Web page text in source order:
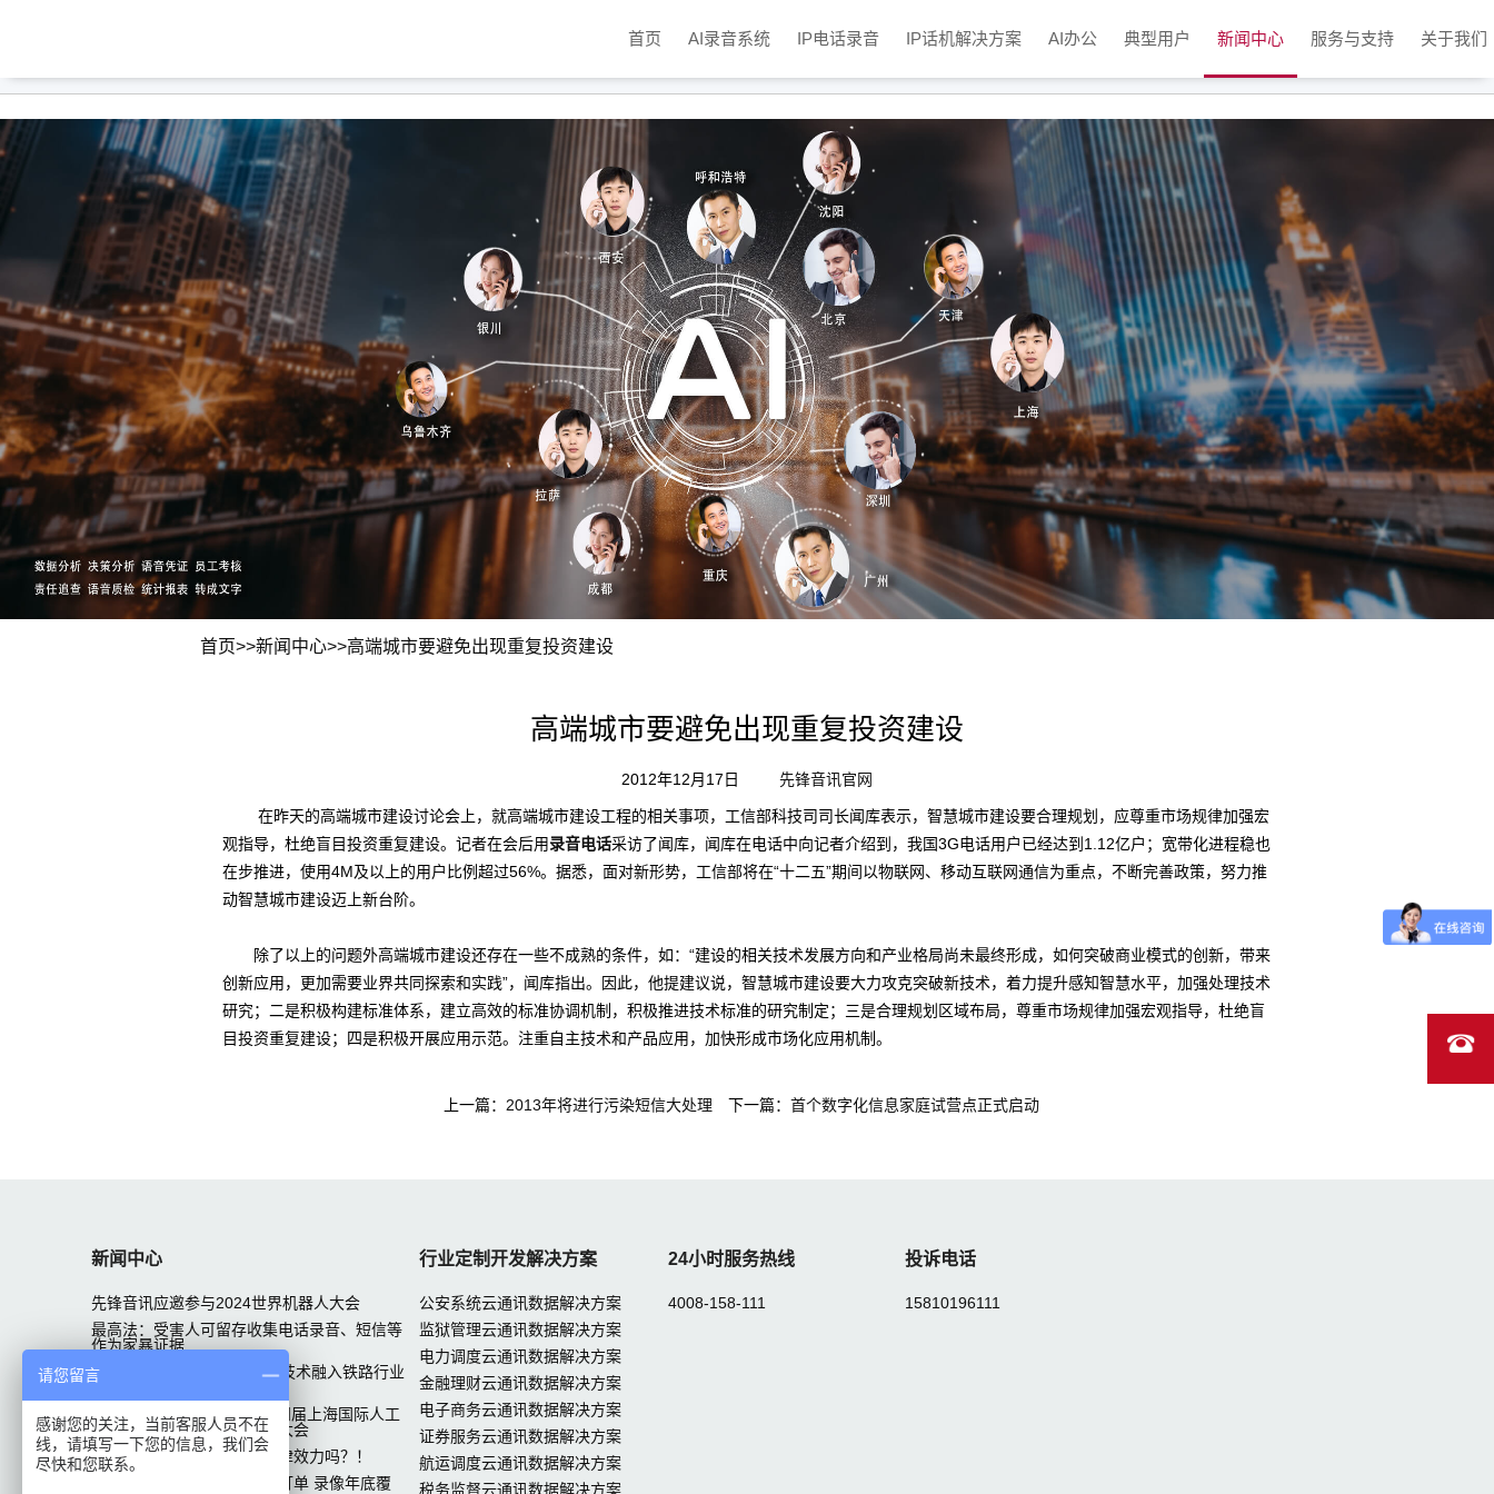
首页 AI录音系统 IP电话录音 IP话机解决方案 AI办公 典型用户 新闻中心 服务与支持 关于我们
首页>>新闻中心>>高端城市要避免出现重复投资建设
高端城市要避免出现重复投资建设
2012年12月17日 先锋音讯官网
在昨天的高端城市建设讨论会上，就高端城市建设工程的相关事项，工信部科技司司长闻库表示，智慧城市建设要合理规划，应尊重市场规律加强宏
观指导，杜绝盲目投资重复建设。记者在会后用录音电话采访了闻库，闻库在电话中向记者介绍到，我国3G电话用户已经达到1.12亿户；宽带化进程稳也
在步推进，使用4M及以上的用户比例超过56%。据悉，面对新形势，工信部将在“十二五”期间以物联网、移动互联网通信为重点，不断完善政策，努力推
动智慧城市建设迈上新台阶。
除了以上的问题外高端城市建设还存在一些不成熟的条件，如：“建设的相关技术发展方向和产业格局尚未最终形成，如何突破商业模式的创新，带来
创新应用，更加需要业界共同探索和实践”，闻库指出。因此，他提建议说，智慧城市建设要大力攻克突破新技术，着力提升感知智慧水平，加强处理技术
研究；二是积极构建标准体系，建立高效的标准协调机制，积极推进技术标准的研究制定；三是合理规划区域布局，尊重市场规律加强宏观指导，杜绝盲
目投资重复建设；四是积极开展应用示范。注重自主技术和产品应用，加快形成市场化应用机制。
上一篇： 2013年将进行污染短信大处理 下一篇： 首个数字化信息家庭试营点正式启动
新闻中心
先锋音讯应邀参与2024世界机器人大会
最高法：受害人可留存收集电话录音、短信等
作为家暴证据
先锋音讯中标广铁集团 VAA技术融入铁路行业
专网
先锋音讯应邀参加 2019第四届上海国际人工
智能展览会暨人工智能产业大会
未经对方同意的录音，有法律效力吗？！
滴滴：行程录音已覆盖所有订单 录像年底覆
行业定制开发解决方案
公安系统云通讯数据解决方案
监狱管理云通讯数据解决方案
电力调度云通讯数据解决方案
金融理财云通讯数据解决方案
电子商务云通讯数据解决方案
证券服务云通讯数据解决方案
航运调度云通讯数据解决方案
税务监督云通讯数据解决方案
24小时服务热线
4008-158-111
投诉电话
15810196111
请您留言
感谢您的关注，当前客服人员不在
线，请填写一下您的信息，我们会
尽快和您联系。